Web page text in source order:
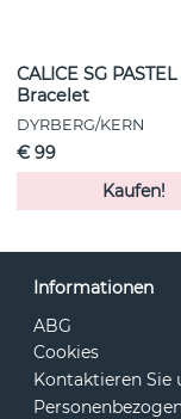
CALICE SG PASTEL
Bracelet
DYRBERG/KERN
€ 99
Kaufen!
Informationen
ABG
Cookies
Kontaktieren Sie